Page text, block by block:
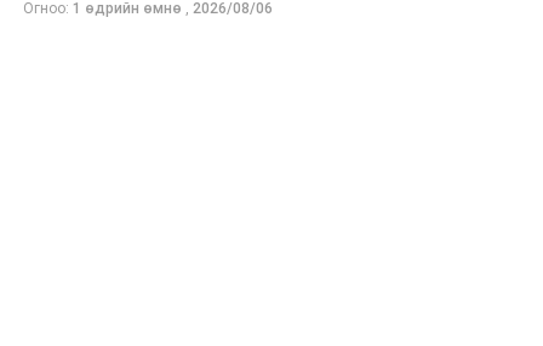
нийлүүлэлтийг тогтворжуулах хүрээнд бусад эх
Огноо: 1 өдрийн өмнө , 2026/08/06